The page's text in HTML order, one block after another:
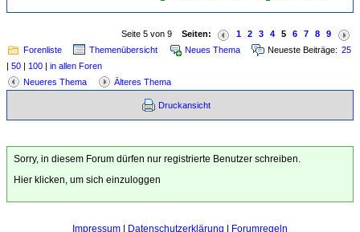
Seite 5 von 9 Seiten: 1 2 3 4 5 6 7 8
9
Forenliste
Themenübersicht Neues Thema Neueste Beiträge: 25
| 50 | 100 | in allen Foren
Neueres Thema
Älteres Thema
Druckansicht
Sorry, in diesem Forum dürfen nur registrierte Benutzer schreiben.
Hier klicken, um sich einzuloggen
Impressum Datenschutzerklärung Forumregeln